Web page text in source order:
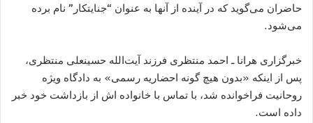
حاضران می‌گوید که در آینده از آنها به عنوان “جنایتکار” نام برده
می‌شود.
خبرگزاری هرانا ـ احمد منتظری فرزند آیت‌الله حسینعلی منتظری،
پس از اینکه «بدون هیچ گونه احضاریه رسمی» به دادگاه ویژه
روحانیت فراخوانده شد، با تماس با خانواده اش از بازداشت خود خبر
داده است.